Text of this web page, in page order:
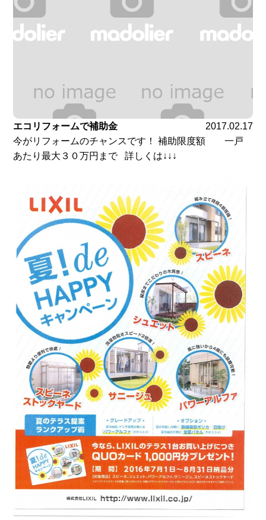
エコリフォームで補助金
2017.02.17
今がリフォームのチャンスです！ 補助限度額 一戸
あたり最大３０万円まで 詳しくは↓↓↓